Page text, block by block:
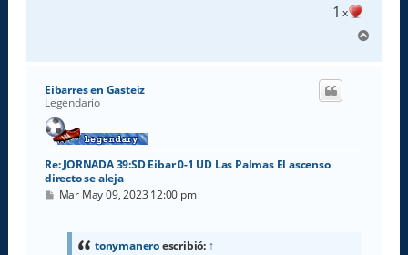
1 x
r
Eibarres en Gasteiz
Legendario
Re: JORNADA 39:SD Eibar 0-1 UD Las Palmas El ascenso
directo se aleja
M
Mar May 09, 2023 12:00 pm
tonymaneroescribió: ↑